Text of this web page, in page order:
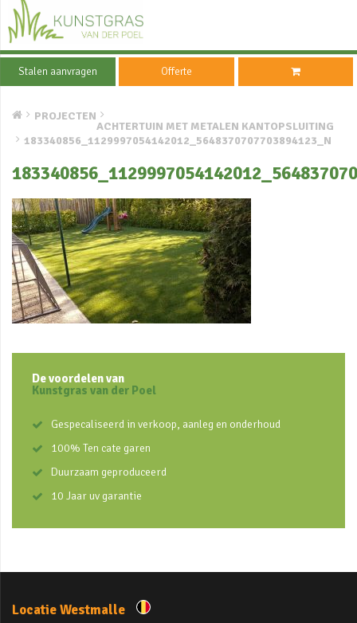
Stalen aanvragen Offerte
PROJECTEN
ACHTERTUIN MET METALEN KANTOPSLUITING
183340856_1129997054142012_5648370707703894123_N
De voordelen van
Kunstgras van der Poel
Gespecaliseerd in verkoop, aanleg en onderhoud
100% Ten cate garen
Duurzaam geproduceerd
10 Jaar uv garantie
Locatie Westmalle